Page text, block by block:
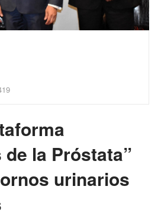
de la Próstata”
urinarios